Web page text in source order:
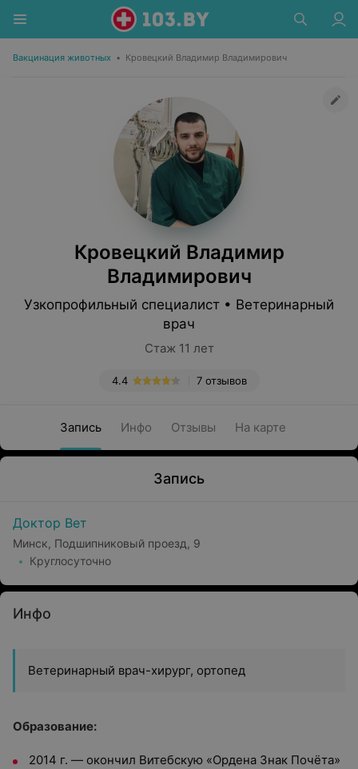
Вакцинация животных • Кровецкий Владимир Владимирович
Кровецкий Владимир
Владимирович
Узкопрофильный специалист • Ветеринарный
врач
Стаж 11 лет
7 отзывов
4.4
Запись Инфо Отзывы На карте
Запись
Доктор Вет
Минск, Подшипниковый проезд, 9
Круглосуточно
Инфо
Ветеринарный врач-хирург, ортопед
Образование:
2014 г. — окончил Витебскую «Ордена Знак Почёта»